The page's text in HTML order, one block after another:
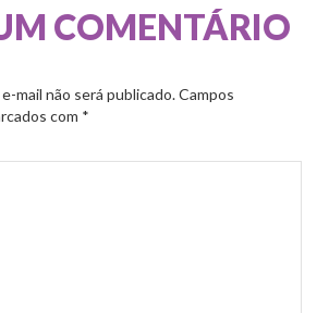
COMENTÁRIO
mail não será publicado. Campos
com *